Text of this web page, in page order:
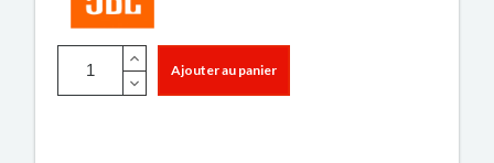
Ajouter au panier